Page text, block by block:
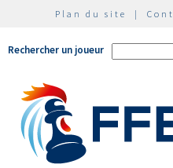
Plan du site |
Rechercher un joueur